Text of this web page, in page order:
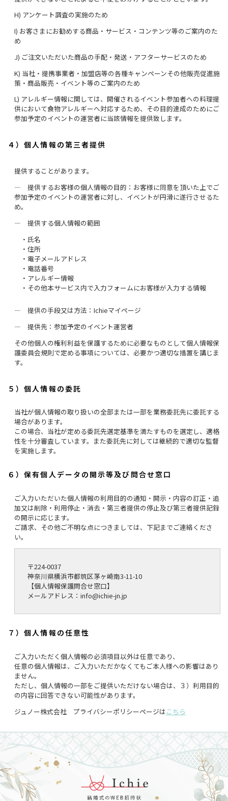
H) アンケート調査の実施のため
I) お客さまにお勧めする商品・サービス・コンテンツ等のご案内のた
め
J) ご注文いただいた商品の手配・発送・アフターサービスのため
K) 当社・提携事業者・加盟店等の各種キャンペーンその他販売促進施
策・商品販売・イベント等のご案内のため
L) アレルギー情報に関しては、開催されるイベント参加者への料理提
供において食物アレルギーへ対応するため、その目的達成のためにご
参加予定のイベントの運営者に当該情報を提供致します。
４）個人情報の第三者提供
提供することがあります。
― 提供するお客様の個人情報の目的：お客様に同意を頂いた上でご
参加予定のイベントの運営者に対し、イベントが円滑に遂行させるた
め。
― 提供する個人情報の範囲
・氏名
・住所
・電子メールアドレス
・電話番号
・アレルギー情報
・その他本サービス内で入力フォームにお客様が入力する情報
― 提供の手段又は方法：Ichieマイページ
― 提供先：参加予定のイベント運営者
その他個人の権利利益を保護するために必要なものとして個人情報保
護委員会規則で定める事項については、必要かつ適切な措置を講じま
す。
５）個人情報の委託
当社が個人情報の取り扱いの全部または一部を業務委託先に委託する
場合があります。
この場合、当社が定める委託先選定基準を満たすものを選定し、適格
性を十分審査しています。また委託先に対しては継続的で適切な監督
を実施します。
６）保有個人データの開示等及び問合せ窓口
ご入力いただいた個人情報の利用目的の通知・開示・内容の訂正・追
加又は削除・利用停止・消去・第三者提供の停止及び第三者提供記録
の開示に応じます。
ご請求、その他ご不明な点につきましては、下記までご連絡くださ
い。
〒224-0037
神奈川県横浜市都筑区茅ヶ崎南3-11-10
【個人情報保護問合せ窓口】
メールアドレス：info@ichie-jn.jp
７）個人情報の任意性
ご入力いただく個人情報の必須項目以外は任意であり、
任意の個人情報は、ご入力いただかなくてもご本人様への影響はあり
ません。
ただし、個人情報の一部をご提供いただけない場合は、３）利用目的
の内容に回答できない可能性があります。
ジュノー株式会社 プライバシーポリシーページはこちら